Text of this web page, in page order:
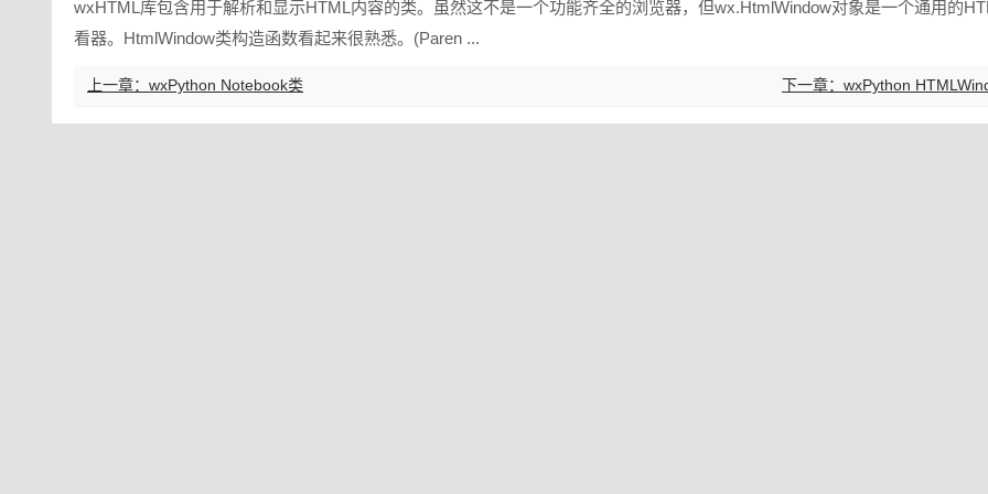
wxHTML库包含用于解析和显示HTML内容的类。虽然这不是一个功能齐全的浏览器，但wx.HtmlWindow对象是一个通用的
看器。HtmlWindow类构造函数看起来很熟悉。(Paren ...
上一章：wxPython Notebook类 下一章：wxPython